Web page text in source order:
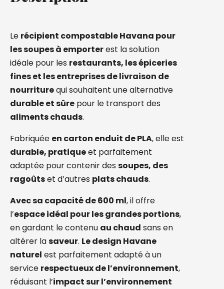
Le récipient compostable Havana pour
les soupes à emporterest la solution
idéale pour les restaurants, les épiceries
fines et les entreprises de livraison de
nourriturequi souhaitent une alternative
durable et sûre pour le transport des
aliments chauds.
Fabriquée en carton enduit de PLA, elle est
durable, pratiqueet parfaitement
adaptée pour contenir des soupes, des
ragoûtset d’autres plats chauds.
Avec sa capacité de 600 ml, il offre
l’espace idéal pour les grandes portions,
en gardant le contenu au chaud sans en
altérer lasaveur. Le design Havane
naturel est parfaitement adapté à un
service respectueux de l’environnement,
réduisant l’impact sur l’environnement